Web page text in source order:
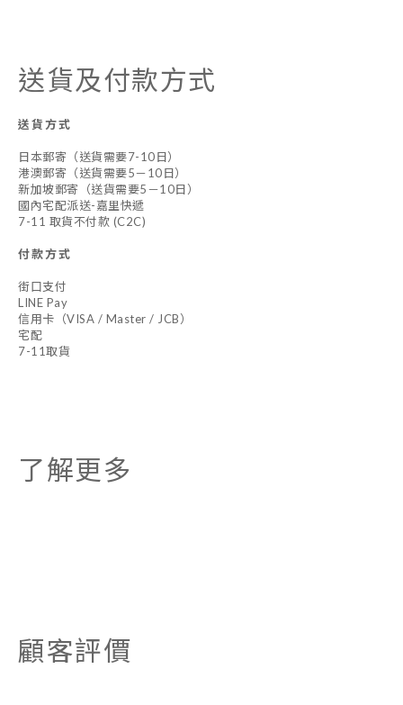
送貨及付款方式
送貨方式
日本郵寄（送貨需要7-10日）
港澳郵寄（送貨需要5－10日）
新加坡郵寄（送貨需要5－10日）
國內宅配派送-嘉里快遞
7-11 取貨不付款 (C2C)
付款方式
街口支付
LINE Pay
信用卡（VISA / Master / JCB）
宅配
7-11取貨
了解更多
顧客評價